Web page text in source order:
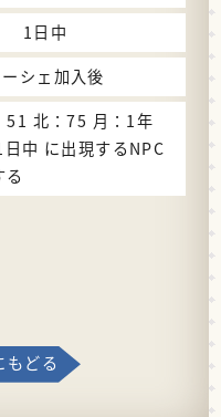
1日中
ーシェ加入後
51 北：75 月：1年
中 に出現するNPC
る
もどる